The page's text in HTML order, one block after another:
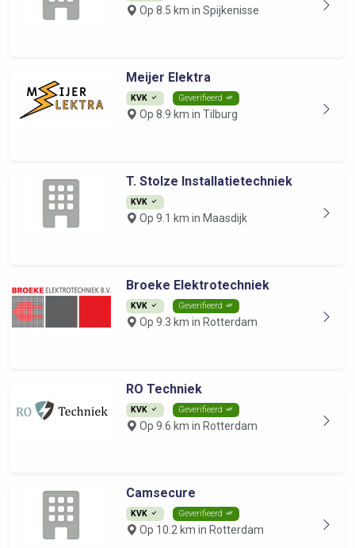
Op 8.5 km in Spijkenisse
Meijer Elektra
KVK Geverifieerd
Op 8.9 km in Tilburg
T. Stolze Installatietechniek
KVK
Op 9.1 km in Maasdijk
Broeke Elektrotechniek
KVK Geverifieerd
Op 9.3 km in Rotterdam
RO Techniek
KVK Geverifieerd
Op 9.6 km in Rotterdam
Camsecure
KVK Geverifieerd
Op 10.2 km in Rotterdam